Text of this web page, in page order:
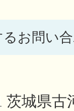
お問い
茨城県